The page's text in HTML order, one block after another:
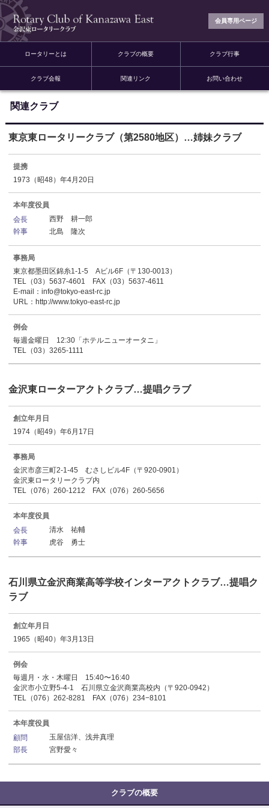
会員専用ページ
ロータリーとは クラブの概要 クラブ行事
クラブ会報 関連リンク お問い合わせ
関連クラブ
東京東ロータリークラブ（第2580地区）…姉妹クラブ
提携
1973（昭48）年4月20日
本年度役員
会長
西野 耕一郎
幹事
北島 隆次
事務局
東京都墨田区錦糸1-1-5 Aビル6F（〒130-0013）
TEL（03）5637-4601 FAX（03）5637-4611
E-mail：info@tokyo-east-rc.jp
URL：http://www.tokyo-east-rc.jp
例会
毎週金曜日 12:30「ホテルニューオータニ」
TEL（03）3265-1111
金沢東ローターアクトクラブ…提唱クラブ
創立年月日
1974（昭49）年6月17日
事務局
金沢市彦三町2-1-45 むさしビル4F（〒920-0901）
金沢東ロータリークラブ内
TEL（076）260-1212 FAX（076）260-5656
本年度役員
会長
清水 祐輔
幹事
虎谷 勇士
石川県立金沢商業高等学校インターアクトクラブ…提唱ク
ラブ
創立年月日
1965（昭40）年3月13日
例会
毎週月・水・木曜日 15:40〜16:40
金沢市小立野5-4-1 石川県立金沢商業高校内（〒920-0942）
TEL（076）262-8281 FAX（076）234−8101
本年度役員
顧問
玉屋信洋、浅井真理
部長
宮野愛々